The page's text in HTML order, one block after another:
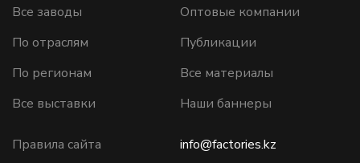
Все заводы
По отраслям
По регионам
Все выставки
Оптовые компании
Публикации
Все материалы
Наши баннеры
Правила сайта
info@factories.kz